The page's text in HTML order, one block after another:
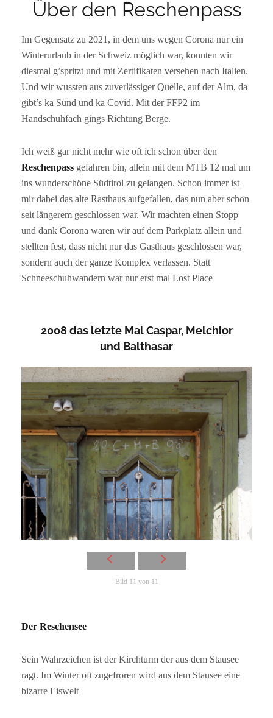
Über den Reschenpass
Im Gegensatz zu 2021, in dem uns wegen Corona nur ein
Winterurlaub in der Schweiz möglich war, konnten wir
diesmal g’spritzt und mit Zertifikaten versehen nach Italien.
Und wir wussten aus zuverlässiger Quelle, auf der Alm, da
gibt’s ka Sünd und ka Covid. Mit der FFP2 im
Handschuhfach gings Richtung Berge.
Ich weiß gar nicht mehr wie oft ich schon über den
Reschenpass gefahren bin, allein mit dem MTB 12 mal um
ins wunderschöne Südtirol zu gelangen. Schon immer ist
mir dabei das alte Rasthaus aufgefallen, das nun aber schon
seit längerem geschlossen war. Wir machten einen Stopp
und dank Corona waren wir auf dem Parkplatz allein und
stellten fest, dass nicht nur das Gasthaus geschlossen war,
sondern auch der ganze Komplex verlassen. Statt
Schneeschuhwandern war nur erst mal Lost Place
2008 das letzte Mal Caspar, Melchior
und Balthasar
Bild 11 von 11
Der Reschensee
Sein Wahrzeichen ist der Kirchturm der aus dem Stausee
ragt. Im Winter oft zugefroren wird aus dem Stausee eine
bizarre Eiswelt